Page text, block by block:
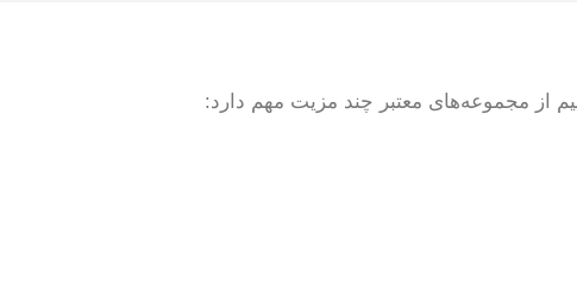
از مجموعه‌های معتبر چند مزیت مهم دارد: